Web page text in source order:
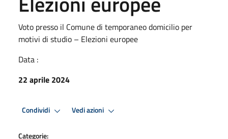
Voto presso il Comune di temporaneo domicilio per
motivi di studio – Elezioni europee
Data :
22 aprile 2024
Condividi Vedi azioni
Categorie: